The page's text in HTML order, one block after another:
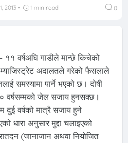
2013 • 1 min read 0
वर्षअघि गाडीले मान्छे किचेको
म्याजिस्ट्रेट अदालतले गरेको फैसलाले
समस्यामा पार्ने भएको छ। दोषी
वर्षसम्मको जेल सजाय हुनसक्छ।
वर्षको मात्रै सजाय हुने
धारा अनुसार मुद्दा चलाइएको
(जानाजान अथवा नियोजित